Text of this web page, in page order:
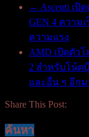
← Ascenti เปิ
GEN 4 ความ
ความแรง
AMD เปิดตัว
2 สำหรับโน้ต
และอื่น ๆ อีกม
Share This Post:
ค้นหา